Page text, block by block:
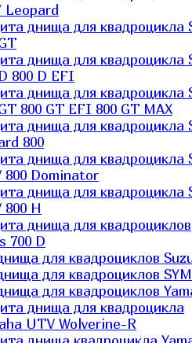
Leopard
днища для квадроцикла
днища для квадроцикла
800 D EFI
днища для квадроцикла
800 GT EFI 800 GT MAX
днища для квадроцикла
800
днища для квадроцикла
800 Dominator
днища для квадроцикла
800 H
днища для квадроциклов
700 D
для квадроциклов
для квадроциклов SYM
для квадроциклов
днища для квадроцикла
UTV Wolverine-R